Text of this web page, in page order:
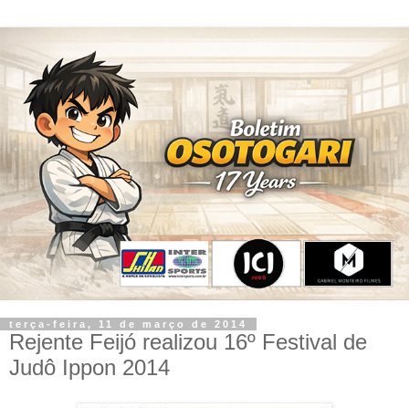
terça-feira, 11 de março de 2014
Rejente Feijó realizou 16º Festival de
Judô Ippon 2014